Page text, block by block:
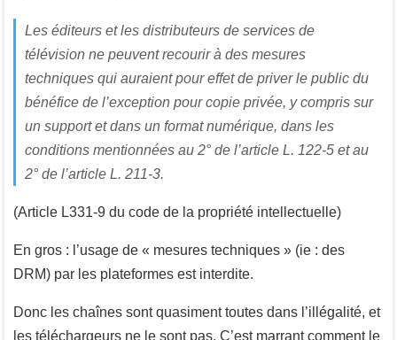
Les éditeurs et les distributeurs de services de
télévision ne peuvent recourir à des mesures
techniques qui auraient pour effet de priver le public du
bénéfice de l’exception pour copie privée, y compris sur
un support et dans un format numérique, dans les
conditions mentionnées au 2° de l’article L. 122-5 et au
2° de l’article L. 211-3.
(Article L331-9 du code de la propriété intellectuelle)
En gros : l’usage de « mesures techniques » (ie : des
DRM) par les plateformes est interdite.
Donc les chaînes sont quasiment toutes dans l’illégalité, et
les téléchargeurs ne le sont pas. C’est marrant comment le